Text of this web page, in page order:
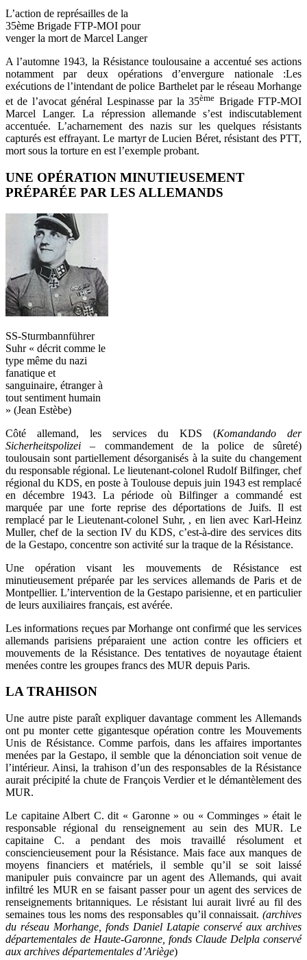
L’action de représailles de la
35ème Brigade FTP-MOI pour
venger la mort de Marcel Langer
A l’automne 1943, la Résistance toulousaine a accentué ses actions
notamment par deux opérations d’envergure nationale :Les
exécutions de l’intendant de police Barthelet par le réseau Morhange
et de l’avocat général Lespinasse par la 35ème Brigade FTP-MOI
Marcel Langer. La répression allemande s’est indiscutablement
accentuée. L’acharnement des nazis sur les quelques résistants
capturés est effrayant. Le martyr de Lucien Béret, résistant des PTT,
mort sous la torture en est l’exemple probant.
UNE OPÉRATION MINUTIEUSEMENT
PRÉPARÉE PAR LES ALLEMANDS
SS-Sturmbannführer
Suhr « décrit comme le
type même du nazi
fanatique et
sanguinaire, étranger à
tout sentiment humain
» (Jean Estèbe)
Côté allemand, les services du KDS (Komandando der
Sicherheitspolizei – commandement de la police de sûreté)
toulousain sont partiellement désorganisés à la suite du changement
du responsable régional. Le lieutenant-colonel Rudolf Bilfinger, chef
régional du KDS, en poste à Toulouse depuis juin 1943 est remplacé
en décembre 1943. La période où Bilfinger a commandé est
marquée par une forte reprise des déportations de Juifs. Il est
remplacé par le Lieutenant-colonel Suhr, , en lien avec Karl-Heinz
Muller, chef de la section IV du KDS, c’est-à-dire des services dits
de la Gestapo, concentre son activité sur la traque de la Résistance.
Une opération visant les mouvements de Résistance est
minutieusement préparée par les services allemands de Paris et de
Montpellier. L’intervention de la Gestapo parisienne, et en particulier
de leurs auxiliaires français, est avérée.
Les informations reçues par Morhange ont confirmé que les services
allemands parisiens préparaient une action contre les officiers et
mouvements de la Résistance. Des tentatives de noyautage étaient
menées contre les groupes francs des MUR depuis Paris.
LA TRAHISON
Une autre piste paraît expliquer davantage comment les Allemands
ont pu monter cette gigantesque opération contre les Mouvements
Unis de Résistance. Comme parfois, dans les affaires importantes
menées par la Gestapo, il semble que la dénonciation soit venue de
l’intérieur. Ainsi, la trahison d’un des responsables de la Résistance
aurait précipité la chute de François Verdier et le démantèlement des
MUR.
Le capitaine Albert C. dit « Garonne » ou « Comminges » était le
responsable régional du renseignement au sein des MUR. Le
capitaine C. a pendant des mois travaillé résolument et
consciencieusement pour la Résistance. Mais face aux manques de
moyens financiers et matériels, il semble qu’il se soit laissé
manipuler puis convaincre par un agent des Allemands, qui avait
infiltré les MUR en se faisant passer pour un agent des services de
renseignements britanniques. Le résistant lui aurait livré au fil des
semaines tous les noms des responsables qu’il connaissait. (archives
du réseau Morhange, fonds Daniel Latapie conservé aux archives
départementales de Haute-Garonne, fonds Claude Delpla conservé
aux archives départementales d’Ariège)